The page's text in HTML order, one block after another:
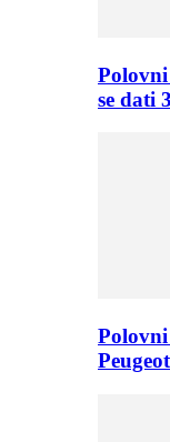
se dati
Polovni